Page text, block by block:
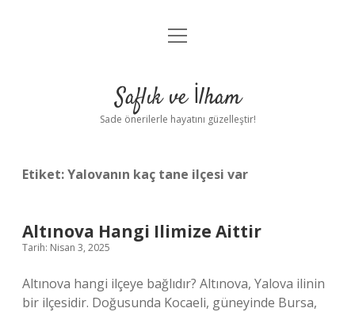
Anasayfa
Yasal Uyarı
menüyü
Saflık ve İlham
Sade önerilerle hayatını güzelleştir!
Etiket:Yalovanın kaç tane ilçesi var
Altınova Hangi Ilimize Aittir
Tarih: Nisan 3, 2025
Altınova hangi ilçeye bağlıdır? Altınova, Yalova ilinin
bir ilçesidir. Doğusunda Kocaeli, güneyinde Bursa,